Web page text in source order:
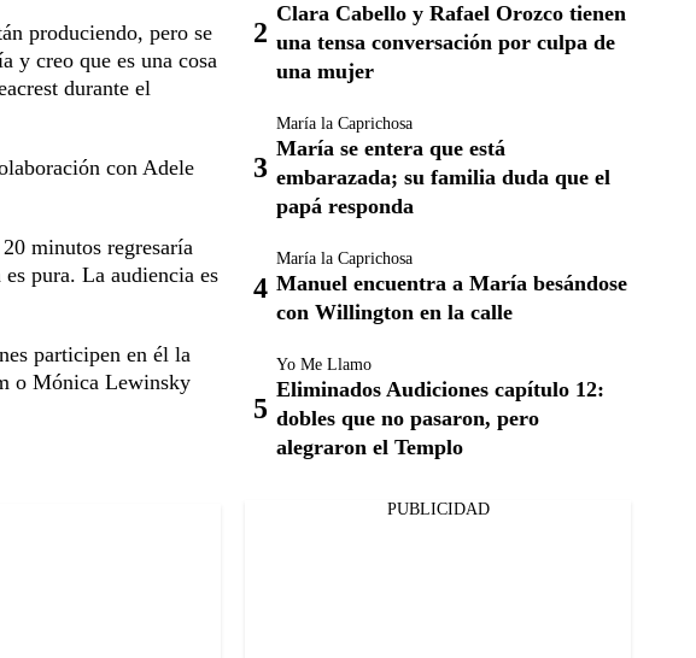
produciendo, pero se
y creo que es una cosa
durante el
con Adele
minutos regresaría
pura. La audiencia es
participen en él la
o Mónica Lewinsky
Clara Cabello y Rafael Orozco tienen
una tensa conversación por culpa de
una mujer
María la Caprichosa
María se entera que está
embarazada; su familia duda que el
papá responda
María la Caprichosa
Manuel encuentra a María besándose
con Willington en la calle
Yo Me Llamo
Eliminados Audiciones capítulo 12:
dobles que no pasaron, pero
alegraron el Templo
PUBLICIDAD